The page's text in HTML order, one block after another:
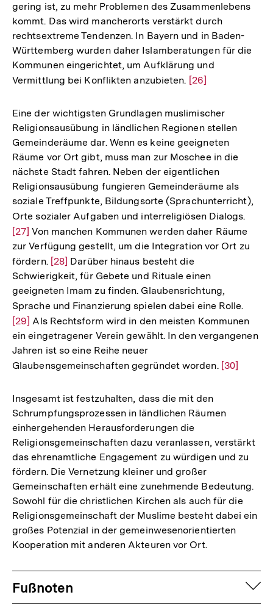
Fußnote
gering ist, zu mehr Problemen des Zusammenlebens
kommt. Das wird mancherorts verstärkt durch
rechtsextreme Tendenzen. In Bayern und in Baden-
Württemberg wurden daher Islamberatungen für die
Kommunen eingerichtet, um Aufklärung und
Vermittlung bei Konflikten anzubieten. Zur
der
Fußnote
[26]
Eine der wichtigsten Grundlagen muslimischer
Religionsausübung in ländlichen Regionen stellen
Gemeinderäume dar. Wenn es keine geeigneten
Räume vor Ort gibt, muss man zur Moschee in die
nächste Stadt fahren. Neben der eigentlichen
Religionsausübung fungieren Gemeinderäume als
soziale Treffpunkte, Bildungsorte (Sprachunterricht),
Orte sozialer Aufgaben und interreligiösen Dialogs.
der
[27] Von manchen Kommunen werden daher Räume
zur Verfügung gestellt, um die Integration vor Ort zu
fördern. Zur
Auflösung
der
Fußnote
[28] Darüber hinaus besteht die
Schwierigkeit, für Gebete und Rituale einen
geeigneten Imam zu finden. Glaubensrichtung,
Sprache und Finanzierung spielen dabei eine Rolle.
der
[29] Als Rechtsform wird in den meisten Kommunen
ein eingetragener Verein gewählt. In den vergangenen
Jahren ist so eine Reihe neuer
Glaubensgemeinschaften gegründet worden. Zur
Fußnote
[30]
Insgesamt ist festzuhalten, dass die mit den
Schrumpfungsprozessen in ländlichen Räumen
einhergehenden Herausforderungen die
Religionsgemeinschaften dazu veranlassen, verstärkt
das ehrenamtliche Engagement zu würdigen und zu
fördern. Die Vernetzung kleiner und großer
Gemeinschaften erhält eine zunehmende Bedeutung.
Sowohl für die christlichen Kirchen als auch für die
Religionsgemeinschaft der Muslime besteht dabei ein
großes Potenzial in der gemeinwesenorientierten
Kooperation mit anderen Akteuren vor Ort.
Fussnoten
Fußnoten